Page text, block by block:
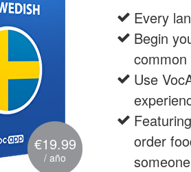
€19.99
/ año
Every
Begin
Use
order